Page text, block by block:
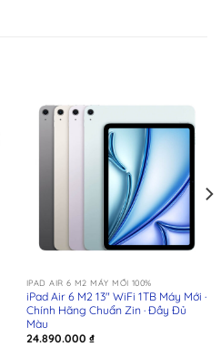
IPAD AIR 6 M2 MÁY MỚI 100%
iPad Air 6 M2 13″ WiFi 1TB Máy Mới ·
Chính Hãng Chuẩn Zin · Đầy Đủ
Màu
24.890.000 ₫